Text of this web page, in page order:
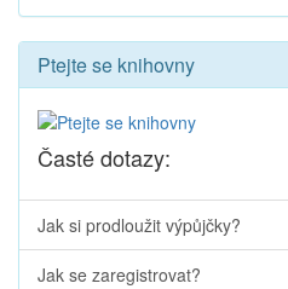
Ptejte se knihovny
Časté dotazy:
Jak si prodloužit výpůjčky?
Jak se zaregistrovat?